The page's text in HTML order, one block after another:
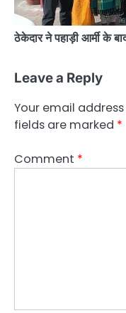
ठेकेदार ने पहाड़ी आर्मी के
Leave a Reply
Your email
fields are marked *
Comment *